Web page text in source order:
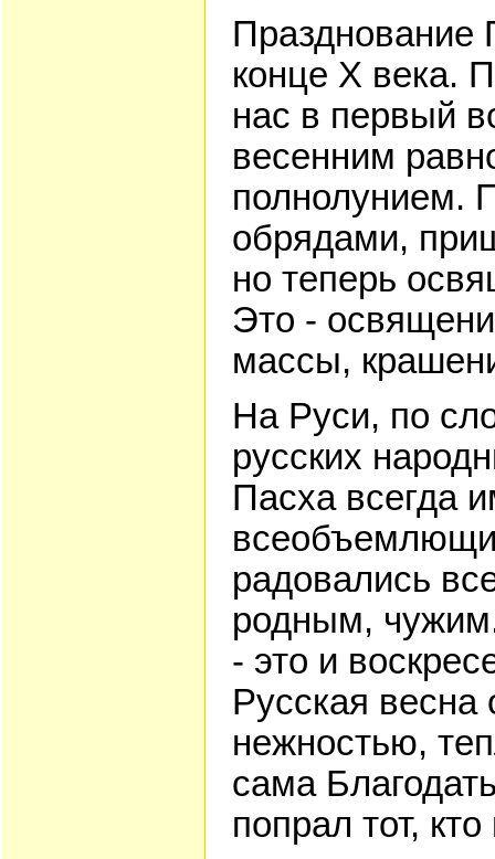
Празднование
конце Х века.
нас в первый
весенним
полнолунием.
обрядами,
но теперь
Это -
массы,
На Руси, по
русских
Пасха всегда
радовались
родным,
- это и
Русская весна
нежностью,
сама
попрал тот,